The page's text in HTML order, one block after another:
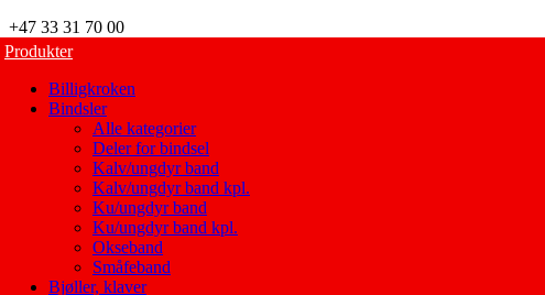
+47 33 31 70 00
Produkter
Billigkroken
Bindsler
Alle kategorier
Deler for bindsel
Kalv/ungdyr band
Kalv/ungdyr band kpl.
Ku/ungdyr band
Ku/ungdyr band kpl.
Okseband
Småfeband
Bjøller, klaver